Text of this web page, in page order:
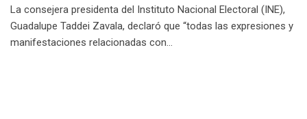
La consejera presidenta del Instituto Nacional Electoral (INE),
Guadalupe Taddei Zavala, declaró que “todas las expresiones y
manifestaciones relacionadas con…